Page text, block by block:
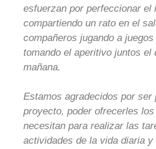
esfuerzan por perfeccionar el
compartiendo un rato en el
compañeros jugando a
tomando el aperitivo juntos el
mañana.
Estamos agradecidos por ser
proyecto, poder ofrecerles
necesitan para realizar las
actividades de la vida diaria